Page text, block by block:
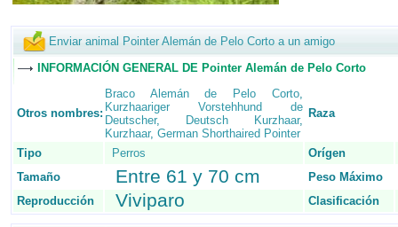
Enviar animal Pointer Alemán de Pelo Corto a un amigo
INFORMACIÓN GENERAL DE Pointer Alemán de Pelo Corto
Otros nombres:
Braco Alemán de Pelo Corto,
Kurzhaariger Vorstehhund de
Deutscher, Deutsch Kurzhaar,
Kurzhaar, German Shorthaired Pointer
Raza
Tipo Perros
Orígen
Tamaño
Entre 61 y 70 cm Peso Máximo
Reproducción
Viviparo Clasificación